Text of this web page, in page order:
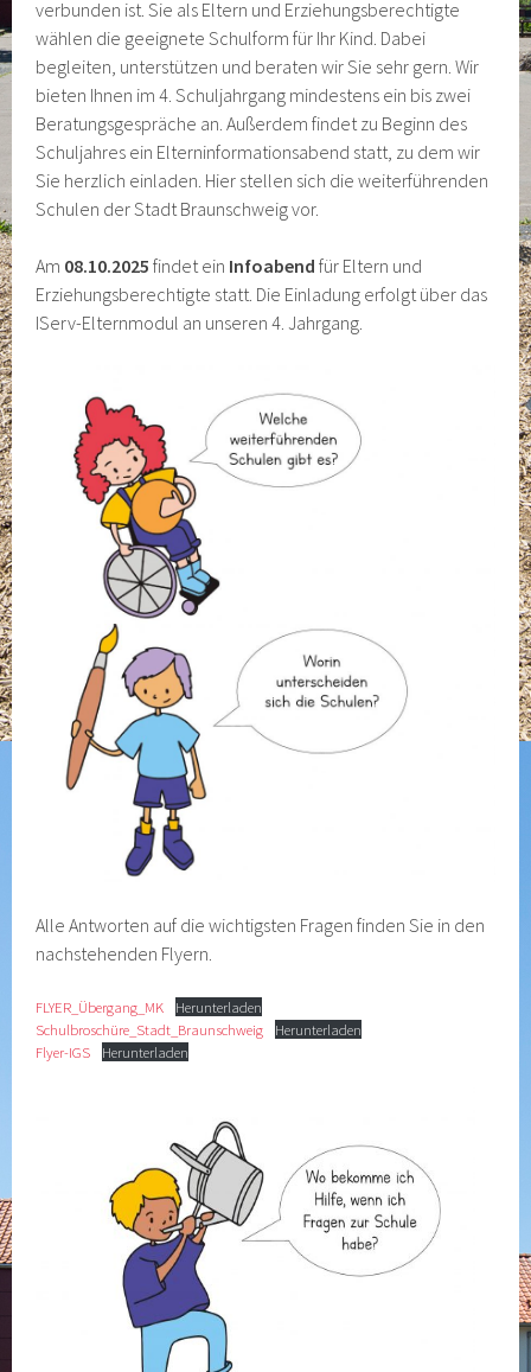
verbunden ist. Sie als Eltern und Erziehungsberechtigte
wählen die geeignete Schulform für Ihr Kind. Dabei
begleiten, unterstützen und beraten wir Sie sehr gern. Wir
bieten Ihnen im 4. Schuljahrgang mindestens ein bis zwei
Beratungsgespräche an. Außerdem findet zu Beginn des
Schuljahres ein Elterninformationsabend statt, zu dem wir
Sie herzlich einladen. Hier stellen sich die weiterführenden
Schulen der Stadt Braunschweig vor.
Am 08.10.2025 findet ein Infoabend für Eltern und
Erziehungsberechtigte statt. Die Einladung erfolgt über das
IServ-Elternmodul an unseren 4. Jahrgang.
Alle Antworten auf die wichtigsten Fragen finden Sie in den
nachstehenden Flyern.
FLYER_Übergang_MK
Herunterladen
Schulbroschüre_Stadt_Braunschweig
Herunterladen
Flyer-IGS
Herunterladen